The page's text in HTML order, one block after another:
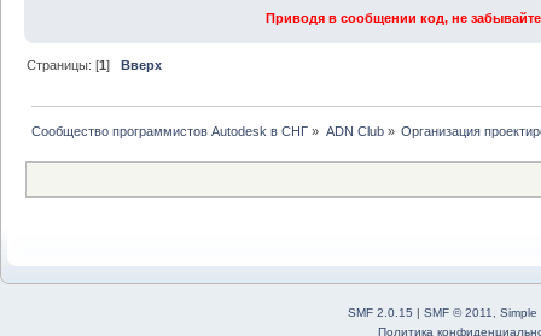
Приводя в сообщении код, не
Страницы: [1]Вверх
Сообщество программистов Autodesk в СНГ » ADN Club» Организация
SMF 2.0.15 | SMF © 2011
Simple
Политика